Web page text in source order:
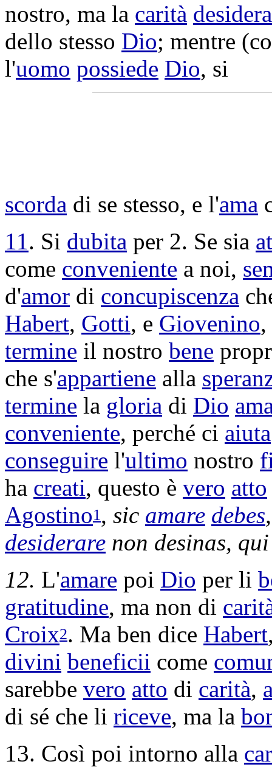
nostro, ma la carità desidera
dello stesso Dio; mentre
l'uomo possiede Dio, si
scorda di se stesso, e l'ama
11. Si dubita per 2. Se sia
come conveniente a noi,
d'amor di concupiscenza
Habert, Gotti, e Giovenino
termine il nostro bene
che s'appartiene alla
termine la gloria di Dio
conveniente, perché ci aiuta
conseguire l'ultimo nostro
ha creati, questo è vero atto
Agostino1 , sic amare debes
desiderare non desinas,
12. L'amare poi Dio per li
gratitudine, ma non di
Croix2. Ma ben dice Habert
divini beneficii come
sarebbe vero atto di carità,
di sé che li riceve, ma la
13. Così poi intorno alla